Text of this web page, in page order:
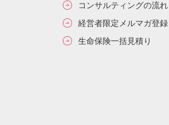
コンサルティングの流れ
経営者限定メルマガ登録
生命保険一括見積り